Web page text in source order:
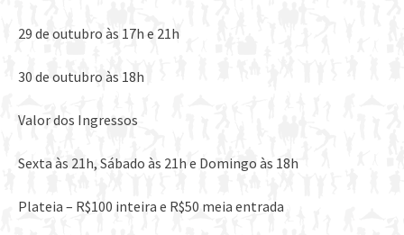
29 de outubro às 17h e 21h
30 de outubro às 18h
Valor dos Ingressos
Sexta às 21h, Sábado às 21h e Domingo às 18h
Plateia – R$100 inteira e R$50 meia entrada